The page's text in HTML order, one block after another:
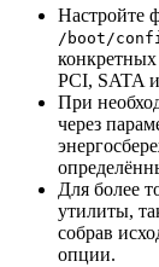
Настройте
/boot/
PCI, SATA
При
через
Для более
утилиты,
собрав
опции.